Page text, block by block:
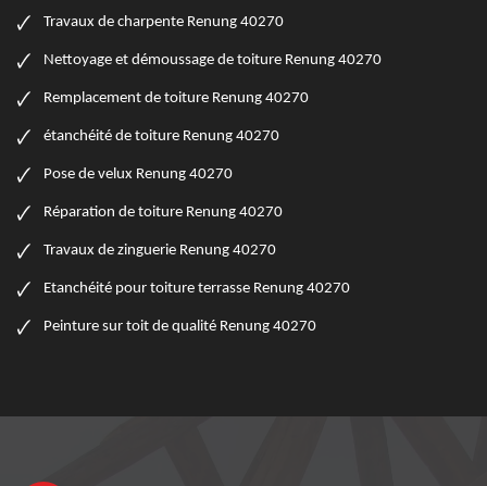
Travaux de charpente Renung 40270
Nettoyage et démoussage de toiture Renung 40270
Remplacement de toiture Renung 40270
étanchéité de toiture Renung 40270
Pose de velux Renung 40270
Réparation de toiture Renung 40270
Travaux de zinguerie Renung 40270
Etanchéité pour toiture terrasse Renung 40270
Peinture sur toit de qualité Renung 40270